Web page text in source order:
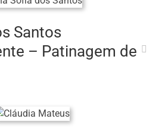
Santos
– Patinagem de